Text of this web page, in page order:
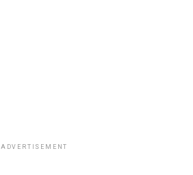
ADVERTISEMENT